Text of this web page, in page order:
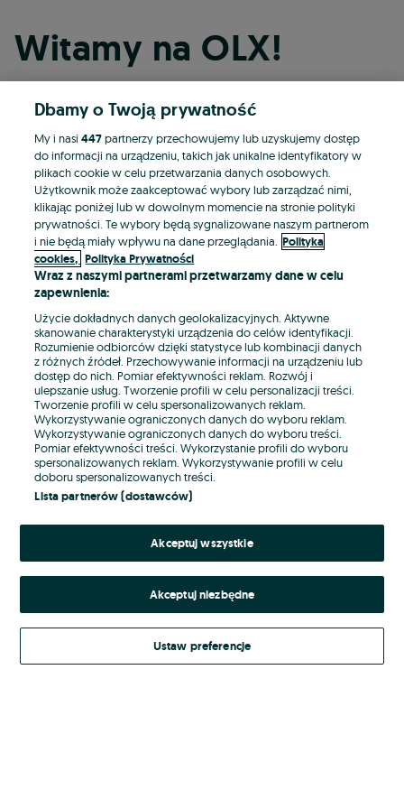
Witamy na OLX!
Kontynuuj przez Facebooka
Kontynuuj przez konto Apple
Kontynuuj przez konto Google
LUB
E-mail
Hasło
Nie pamiętasz hasła?
Zaloguj się
Kontynuując za pośrednictwem jednego z dostawców wskazanych powyżej,
Regulamin serwisuOLX.pl w jego aktualnym brzmieniu.
Dbamy o Twoją prywatność
My i nasi447partnerzy przechowujemy lub uzyskujemy dostęp
do informacji na urządzeniu, takich jak unikalne identyfikatory w
plikach cookie w celu przetwarzania danych osobowych.
Użytkownik może zaakceptować wybory lub zarządzać nimi,
klikając poniżej lub w dowolnym momencie na stronie polityki
prywatności. Te wybory będą sygnalizowane naszym partnerom
i nie będą miały wpływu na dane przeglądania. Polityka
cookies, Polityka Prywatności
Wraz z naszymi partnerami przetwarzamy dane w celu
zapewnienia:
Użycie dokładnych danych geolokalizacyjnych. Aktywne
skanowanie charakterystyki urządzenia do celów identyfikacji.
Rozumienie odbiorców dzięki statystyce lub kombinacji danych
z różnych źródeł. Przechowywanie informacji na urządzeniu lub
dostęp do nich. Pomiar efektywności reklam. Rozwój i
ulepszanie usług. Tworzenie profili w celu personalizacji treści.
Tworzenie profili w celu spersonalizowanych reklam.
Wykorzystywanie ograniczonych danych do wyboru reklam.
Wykorzystywanie ograniczonych danych do wyboru treści.
Pomiar efektywności treści. Wykorzystanie profili do wyboru
spersonalizowanych reklam. Wykorzystywanie profili w celu
doboru spersonalizowanych treści.
Lista partnerów (dostawców)
Akceptuj wszystkie
Akceptuj niezbędne
Ustaw preferencje